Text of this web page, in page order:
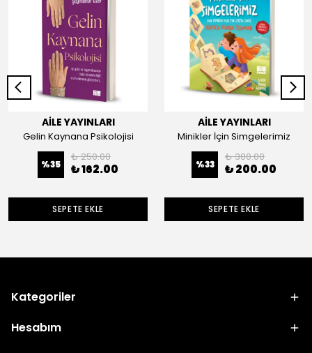
AİLE YAYINLARI
Gelin Kaynana Psikolojisi
%35
₺ 250.00
₺ 162.00
SEPETE EKLE
AİLE YAYINLARI
Minikler İçin Simgelerimiz
%33
₺ 300.00
₺ 200.00
SEPETE EKLE
Kategoriler
Hesabım